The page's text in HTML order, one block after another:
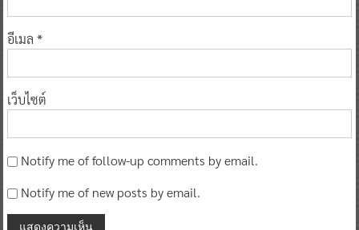
อีเมล *
เว็บไซต์
Notify me of follow-up comments by email.
Notify me of new posts by email.